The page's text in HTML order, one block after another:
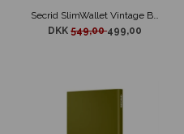
DKK549,00499,00